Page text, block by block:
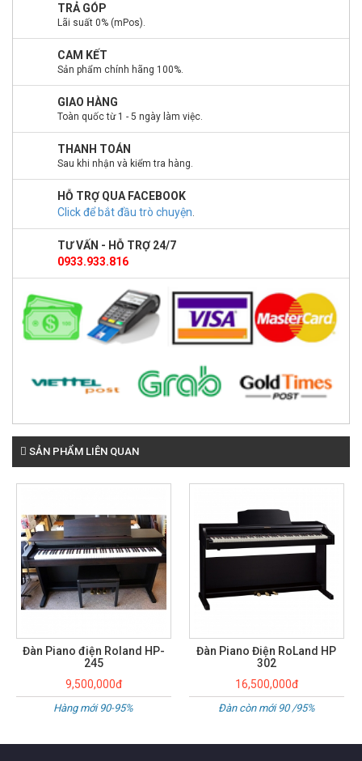
TRẢ GÓP
Lãi suất 0% (mPos).
CAM KẾT
Sản phẩm chính hãng 100%.
GIAO HÀNG
Toàn quốc từ 1 - 5 ngày làm việc.
THANH TOÁN
Sau khi nhận và kiểm tra hàng.
HỖ TRỢ QUA FACEBOOK
Click để bắt đầu trò chuyện.
TƯ VẤN - HỖ TRỢ 24/7
0933.933.816
SẢN PHẨM LIÊN QUAN
Đàn Piano Điện RoLand HP
302
16,500,000đ
Đàn còn mới 90 /95%
Đàn piano điện Roland HPi 6
17,500,000đ